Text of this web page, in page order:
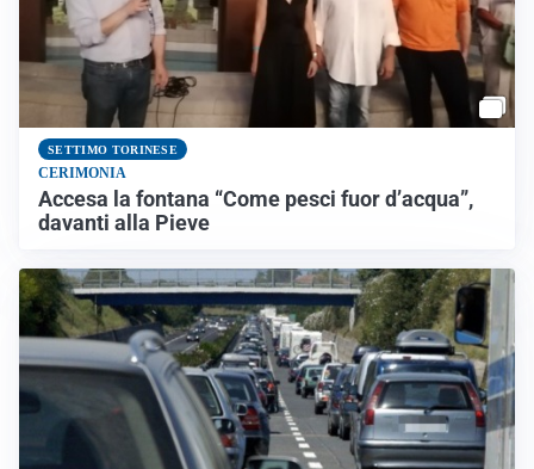
SETTIMO TORINESE
CERIMONIA
Accesa la fontana “Come pesci fuor d’acqua”,
davanti alla Pieve